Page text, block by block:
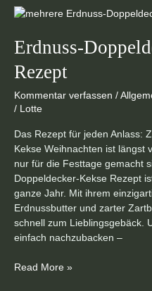
Erdnuss-
Rezept
Kommentar verfassen /
/ Lotte
Das Rezept für jeden Anlass:
Kekse Weihnachten ist längst
nur für die Festtage gemacht
Doppeldecker-Kekse Rezept
ganze Jahr. Mit ihrem
Erdnussbutter und zarter
schnell zum Lieblingsgebäck.
einfach nachzubacken –
Erdnuss-
Kekse
Rezept
Read More »